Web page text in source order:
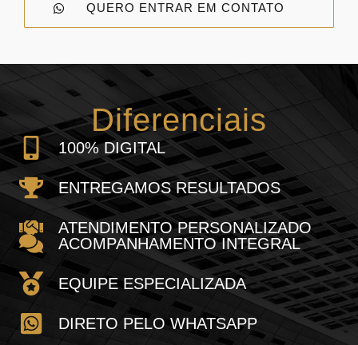
QUERO ENTRAR EM CONTATO
Diferenciais
100% DIGITAL
ENTREGAMOS RESULTADOS
ATENDIMENTO PERSONALIZADO
ACOMPANHAMENTO INTEGRAL
EQUIPE ESPECIALIZADA
DIRETO PELO WHATSAPP